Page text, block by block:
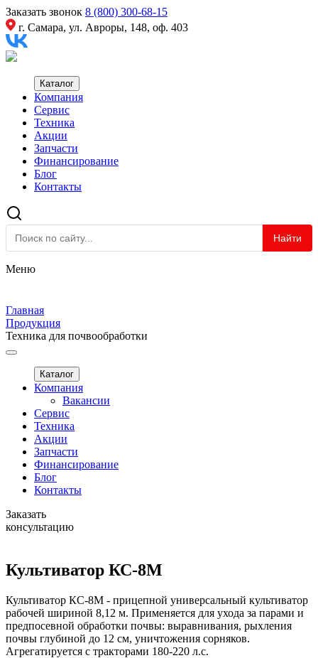
Заказать звонок 8 (800) 300-68-15
г. Самара, ул. Авроры, 148, оф. 403
Каталог
Компания
Сервис
Техника
Акции
Запчасти
Финансирование
Блог
Контакты
Найти
Меню
Главная
Продукция
Техника для почвообработки
Каталог
Компания
Вакансии
Сервис
Техника
Акции
Запчасти
Финансирование
Блог
Контакты
Заказать
консультацию
Культиватор КС-8М
Культиватор КС-8М - прицепной универсальный культиватор
рабочей шириной 8,12 м. Применяется для ухода за парами и
предпосевной обработки почвы: выравнивания, рыхления
почвы глубиной до 12 см, уничтожения сорняков.
Агрегатируется с тракторами 180-220 л.с.